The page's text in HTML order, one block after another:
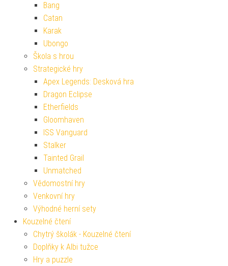
Bang
Catan
Karak
Ubongo
Škola s hrou
Strategické hry
Apex Legends: Desková hra
Dragon Eclipse
Etherfields
Gloomhaven
ISS Vanguard
Stalker
Tainted Grail
Unmatched
Vědomostní hry
Venkovní hry
Výhodné herní sety
Kouzelné čtení
Chytrý školák - Kouzelné čtení
Doplňky k Albi tužce
Hry a puzzle